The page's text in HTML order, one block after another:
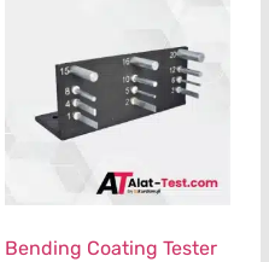
Bending Coating Tester